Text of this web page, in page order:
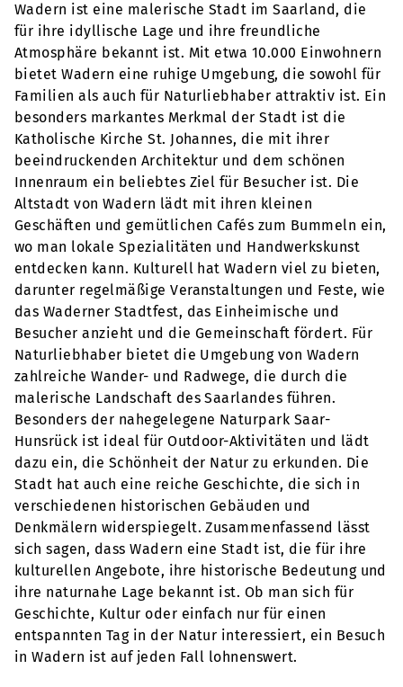
Wadern ist eine malerische Stadt im Saarland, die
für ihre idyllische Lage und ihre freundliche
Atmosphäre bekannt ist. Mit etwa 10.000 Einwohnern
bietet Wadern eine ruhige Umgebung, die sowohl für
Familien als auch für Naturliebhaber attraktiv ist. Ein
besonders markantes Merkmal der Stadt ist die
Katholische Kirche St. Johannes, die mit ihrer
beeindruckenden Architektur und dem schönen
Innenraum ein beliebtes Ziel für Besucher ist. Die
Altstadt von Wadern lädt mit ihren kleinen
Geschäften und gemütlichen Cafés zum Bummeln ein,
wo man lokale Spezialitäten und Handwerkskunst
entdecken kann. Kulturell hat Wadern viel zu bieten,
darunter regelmäßige Veranstaltungen und Feste, wie
das Waderner Stadtfest, das Einheimische und
Besucher anzieht und die Gemeinschaft fördert. Für
Naturliebhaber bietet die Umgebung von Wadern
zahlreiche Wander- und Radwege, die durch die
malerische Landschaft des Saarlandes führen.
Besonders der nahegelegene Naturpark Saar-
Hunsrück ist ideal für Outdoor-Aktivitäten und lädt
dazu ein, die Schönheit der Natur zu erkunden. Die
Stadt hat auch eine reiche Geschichte, die sich in
verschiedenen historischen Gebäuden und
Denkmälern widerspiegelt. Zusammenfassend lässt
sich sagen, dass Wadern eine Stadt ist, die für ihre
kulturellen Angebote, ihre historische Bedeutung und
ihre naturnahe Lage bekannt ist. Ob man sich für
Geschichte, Kultur oder einfach nur für einen
entspannten Tag in der Natur interessiert, ein Besuch
in Wadern ist auf jeden Fall lohnenswert.